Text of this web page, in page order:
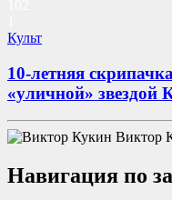
Культ
10-летняя
«уличной» звездой
Виктор
Навигация по